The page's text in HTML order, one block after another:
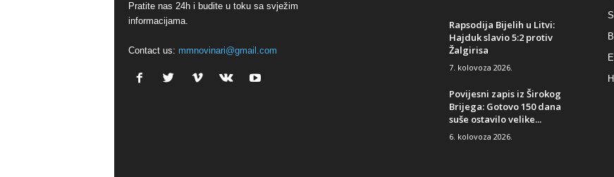
Pratite nas 24h i budite u toku sa svježim
informacijama.
Contact us: mmnovinari@gmail.com
Rapsodija Bijelih u Litvi:
Hajduk slavio 5:2 protiv
Žalgirisa
7. kolovoza 2026.
Povijesni zapis iz Širokog
Brijega: Gotovo 150 dana
suše ostavilo velike...
6. kolovoza 2026.